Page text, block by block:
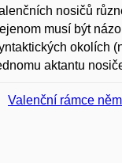
nosičů
musí být
okolích
aktantu
Valenční rámce